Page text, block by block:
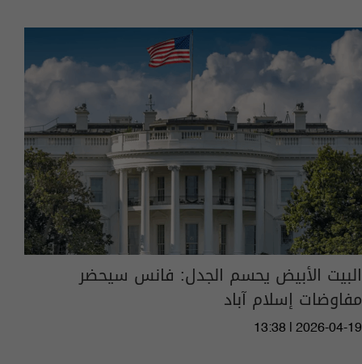
البيت الأبيض يحسم الجدل: فانس سيحضر
مفاوضات إسلام آباد
13:38 | 2026-04-19